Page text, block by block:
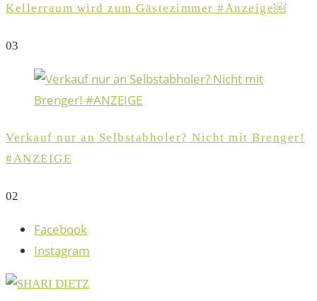
Kellerraum wird zum Gästezimmer #Anzeige￼
03
Verkauf nur an Selbstabholer? Nicht mit Brenger!
#ANZEIGE
02
Facebook
Instagram